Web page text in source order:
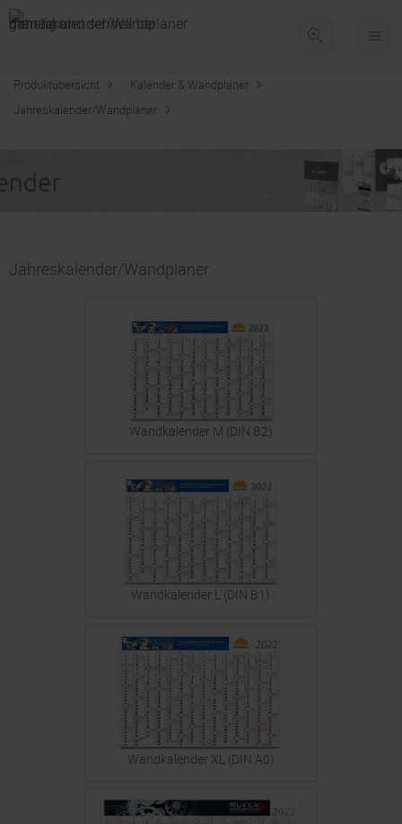
Produktübersicht
Kalender & Wandplaner
Jahreskalender/Wandplaner
Jahreskalender/Wandplaner
Wandkalender M (DIN B2)
Wandkalender L (DIN B1)
Wandkalender XL (DIN A0)